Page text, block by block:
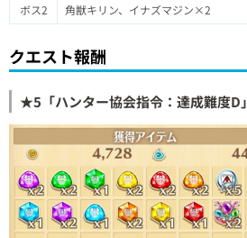
ボス2
角獣キリン、イナズマジン×2
クエスト報酬
★5「ハンター協会指令：達成難度D」